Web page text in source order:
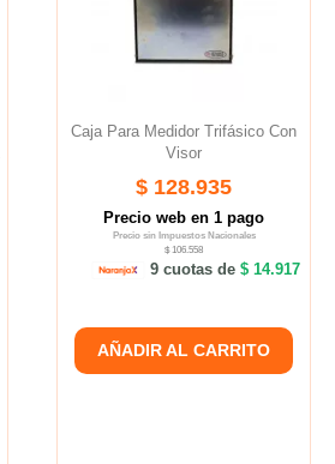
Caja Para Medidor Trifásico Con
Visor
$ 128.935
Precio web en 1 pago
Precio sin Impuestos Nacionales
$ 106.558
9 cuotas de $ 14.917
AÑADIR AL CARRITO